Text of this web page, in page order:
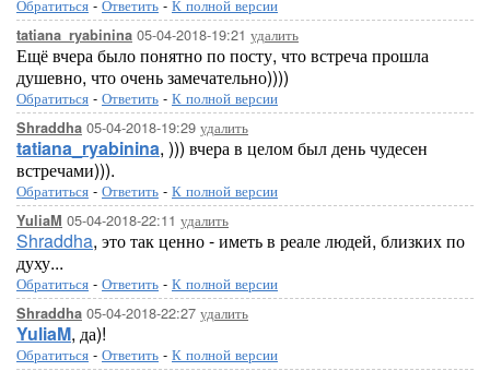
Обратиться - Ответить - К полной версии
tatiana_ryabinina 05-04-2018-19:21 удалить
Ещё вчера было понятно по посту, что встреча прошла
душевно, что очень замечательно))))
Обратиться - Ответить - К полной версии
Shraddha 05-04-2018-19:29 удалить
tatiana_ryabinina, ))) вчера в целом был день чудесен
встречами))).
Обратиться - Ответить - К полной версии
YuliaM 05-04-2018-22:11 удалить
Shraddha, это так ценно - иметь в реале людей, близких по
духу...
Обратиться - Ответить - К полной версии
Shraddha 05-04-2018-22:27 удалить
YuliaM, да)!
Обратиться - Ответить - К полной версии